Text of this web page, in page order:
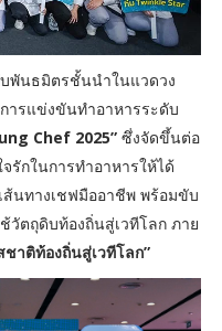
พันธมิตรชั้นนำในแวดวง
ารแข่งขันทำอาหารระดับ
Chef 2025”ซึ่งจัดขึ้นต่อ
รักในการทำอาหารให้ได้
นทางเชฟมืออาชีพ พร้อมขับ
วัตถุดิบท้องถิ่นสู่เวทีโลก ภาย
าติท้องถิ่นสู่เวทีโลก”